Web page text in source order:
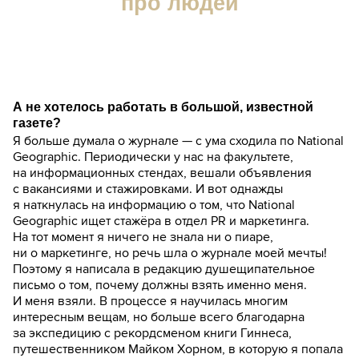
А не хотелось работать в большой, известной
газете?
Я больше думала о журнале — с ума сходила по National
Geographic. Периодически у нас на факультете,
на информационных стендах, вешали объявления
с вакансиями и стажировками. И вот однажды
я наткнулась на информацию о том, что National
Geographic ищет стажёра в отдел PR и маркетинга.
На тот момент я ничего не знала ни о пиаре,
ни о маркетинге, но речь шла о журнале моей мечты!
Поэтому я написала в редакцию душещипательное
письмо о том, почему должны взять именно меня.
И меня взяли. В процессе я научилась многим
интересным вещам, но больше всего благодарна
за экспедицию с рекордсменом книги Гиннеса,
путешественником Майком Хорном, в которую я попала